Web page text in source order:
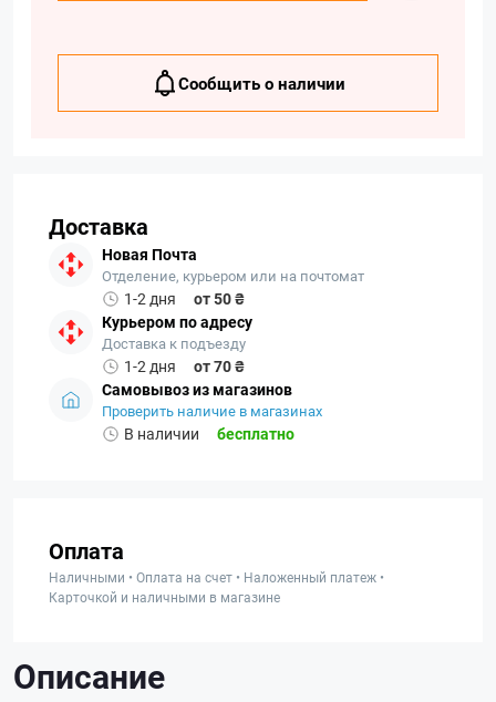
Сообщить о наличии
Доставка
Новая Почта
Отделение, курьером или на почтомат
1-2 дня
от 50 ₴
Курьером по адресу
Доставка к подъезду
1-2 дня
от 70 ₴
Самовывоз из магазинов
Проверить наличие в магазинах
В наличии бесплатно
Оплата
Наличными • Оплата на счет • Наложенный платеж •
Карточкой и наличными в магазине
Описание